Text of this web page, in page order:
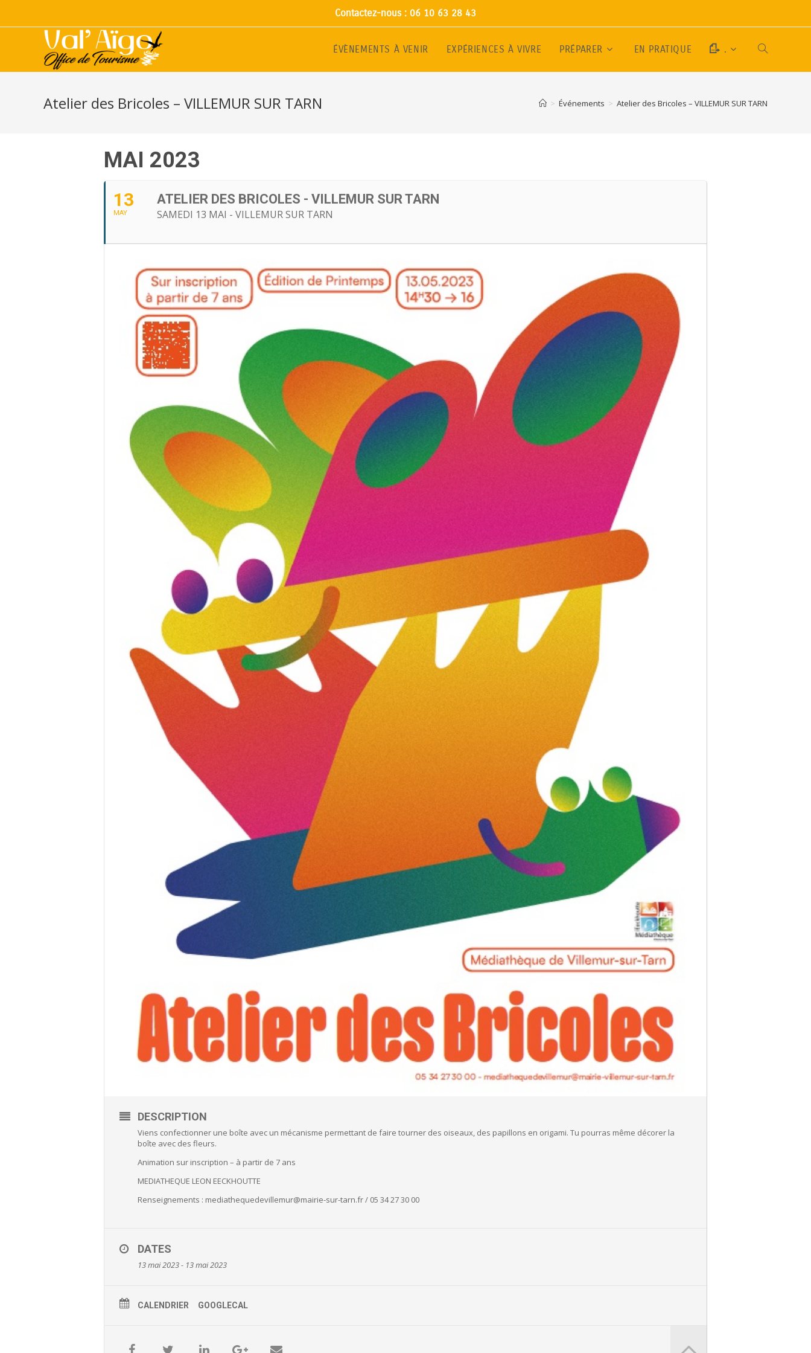
Contactez-nous : 06 10 63 28 43
ÉVÈNEMENTS À VENIR EXPÉRIENCES À VIVRE PRÉPARER EN PRATIQUE .
Atelier des Bricoles – VILLEMUR SUR TARN > Événements > Atelier des Bricoles – VILLEMUR SUR TARN
MAI 2023
13
MAY
ATELIER DES BRICOLES - VILLEMUR SUR TARN
SAMEDI 13 MAI - VILLEMUR SUR TARN
DESCRIPTION
Viens confectionner une boîte avec un mécanisme permettant de faire tourner des oiseaux, des papillons en origami. Tu pourras même décorer la
boîte avec des fleurs.
Animation sur inscription – à partir de 7 ans
MEDIATHEQUE LEON EECKHOUTTE
Renseignements : mediathequedevillemur@mairie-sur-tarn.fr / 05 34 27 30 00
DATES
13 mai 2023 - 13 mai 2023
CALENDRIER GOOGLECAL